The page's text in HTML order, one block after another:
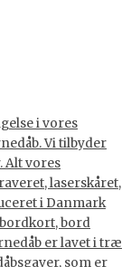
i vores
Vi tilbyder
Alt vores
laserskåret,
i Danmark
bord
er lavet i træ
som er